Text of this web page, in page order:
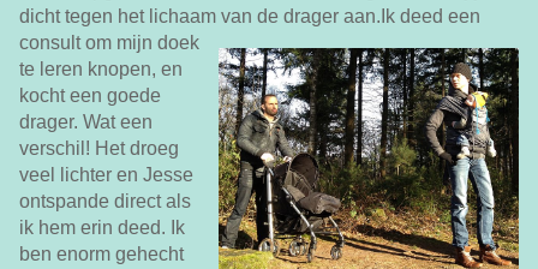
dicht tegen het lichaam van de drager aan. Ik deed een
consult om mijn doek
te leren knopen, en
kocht een goede
drager. Wat een
verschil! Het droeg
veel lichter en Jesse
ontspande direct als
ik hem erin deed. Ik
ben enorm gehecht